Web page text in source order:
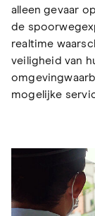
alleen gevaar
de
realtime
veiligheid van
mogelijke